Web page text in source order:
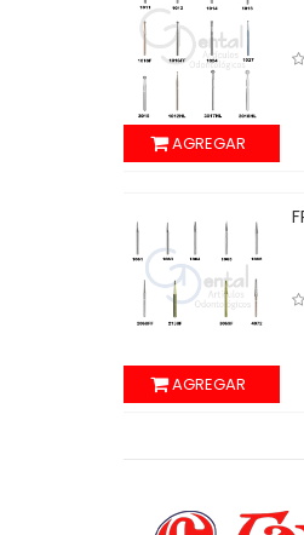
AGREGAR
AGREGAR